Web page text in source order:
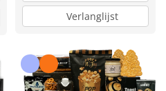
Verlanglijst